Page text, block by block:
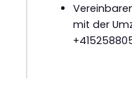
mit der